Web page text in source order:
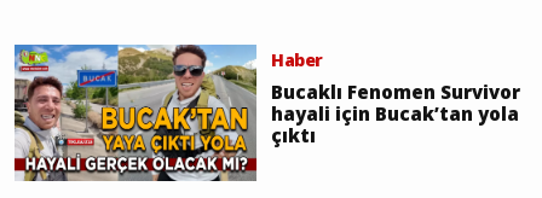
Haber
Bucaklı Fenomen Survivor
hayali için Bucak’tan yola
çıktı